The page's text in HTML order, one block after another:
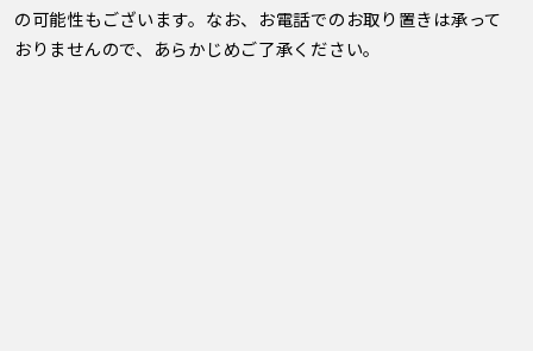
の可能性もございます。なお、お電話でのお取り置きは承って
おりませんので、あらかじめご了承ください。